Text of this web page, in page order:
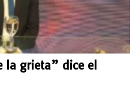
la grieta” dice el